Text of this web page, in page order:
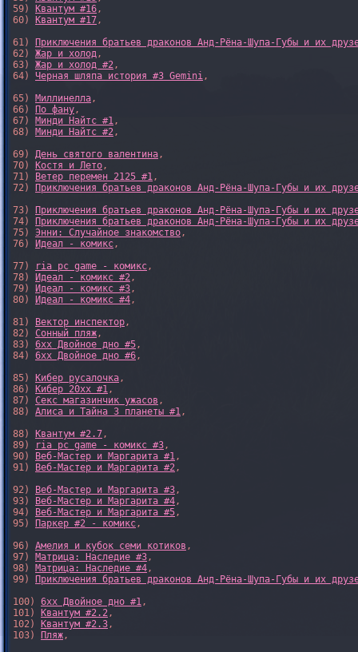
59)
Квантум #16,
60)
Квантум #17,
61)
Приключения братьев драконов Анд-Рёна-Шупа-Губы и их
62) Жар и холод,
63) Жар и холод #2,
64) Черная шляпа история #3 Gemini,
65) Миллинелла,
66)
По фану,
67) Минди Найтс #1,
68) Минди Найтс #2,
69) День святого валентина,
70)
Костя и Лето,
71)
Ветер перемен 2125 #1,
72)
Приключения братьев драконов Анд-Рёна-Шупа-Губы и их
73)
Приключения братьев драконов Анд-Рёна-Шупа-Губы и их
74)
Приключения братьев драконов Анд-Рёна-Шупа-Губы и их
75) Энни: Случайное знакомство,
76)
Идеал - комикс,
77)
ria pc game - комикс,
78)
Идеал - комикс #2,
79)
Идеал - комикс #3,
80)
Идеал - комикс #4,
81)
Вектор инспектор,
82) Сонный пляж,
83) 6xx Двойное дно #5,
84) 6xx Двойное дно #6,
85)
Кибер русалочка,
86)
Кибер 20xx #1,
87) Секс магазинчик ужасов ,
88) Алиса и Тайна 3 планеты #1,
88)
Квантум #2.7,
89)
ria pc game - комикс #3,
90)
Веб-Мастер и Маргарита #1,
91)
Веб-Мастер и Маргарита #2,
92)
Веб-Мастер и Маргарита #3,
93)
Веб-Мастер и Маргарита #4,
94)
Веб-Мастер и Маргарита #5,
95)
Паркер #2 - комикс,
96) Амелия и кубок семи котиков ,
97) Матрица: Наследие #3,
98) Матрица: Наследие #4,
99)
Приключения братьев драконов Анд-Рёна-Шупа-Губы и их
100) 6xx Двойное дно #1,
101)
Квантум #2.2,
102)
Квантум #2.3,
103)
Пляж,